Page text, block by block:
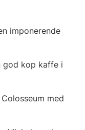
imponerende
god kop kaffe i
med